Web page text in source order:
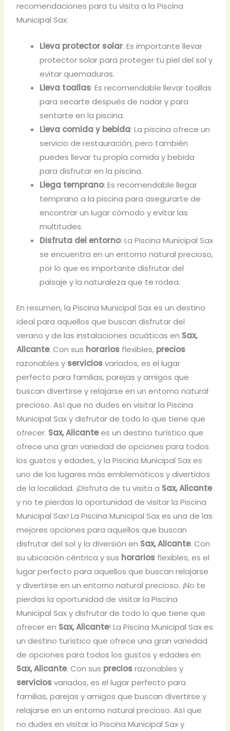
recomendaciones para tu visita a la Piscina
Municipal Sax:
Lleva protector solar: Es importante llevar
protector solar para proteger tu piel del sol y
evitar quemaduras.
Lleva toallas: Es recomendable llevar toallas
para secarte después de nadar y para
sentarte en la piscina.
Lleva comida y bebida: La piscina ofrece un
servicio de restauración, pero también
puedes llevar tu propia comida y bebida
para disfrutar en la piscina.
Llega temprano: Es recomendable llegar
temprano a la piscina para asegurarte de
encontrar un lugar cómodo y evitar las
multitudes.
Disfruta del entorno: La Piscina Municipal Sax
se encuentra en un entorno natural precioso,
por lo que es importante disfrutar del
paisaje y la naturaleza que te rodea.
En resumen, la Piscina Municipal Sax es un destino
ideal para aquellos que buscan disfrutar del
verano y de las instalaciones acuáticas en Sax,
Alicante. Con sus horarios flexibles, precios
razonables y serviciosvariados, es el lugar
perfecto para familias, parejas y amigos que
buscan divertirse y relajarse en un entorno natural
precioso. Así que no dudes en visitar la Piscina
Municipal Sax y disfrutar de todo lo que tiene que
ofrecer. Sax, Alicantees un destino turístico que
ofrece una gran variedad de opciones para todos
los gustos y edades, y la Piscina Municipal Sax es
uno de los lugares más emblemáticos y divertidos
de la localidad. ¡Disfruta de tu visita a Sax, Alicante
y no te pierdas la oportunidad de visitar la Piscina
Municipal Sax! La Piscina Municipal Sax es una de las
mejores opciones para aquellos que buscan
disfrutar del sol y la diversión en Sax, Alicante. Con
su ubicación céntrica y sus horarios flexibles, es el
lugar perfecto para aquellos que buscan relajarse
y divertirse en un entorno natural precioso. ¡No te
pierdas la oportunidad de visitar la Piscina
Municipal Sax y disfrutar de todo lo que tiene que
ofrecer en Sax, Alicante! La Piscina Municipal Sax es
un destino turístico que ofrece una gran variedad
de opciones para todos los gustos y edades en
Sax, Alicante. Con sus preciosrazonables y
serviciosvariados, es el lugar perfecto para
familias, parejas y amigos que buscan divertirse y
relajarse en un entorno natural precioso. Así que
no dudes en visitar la Piscina Municipal Sax y